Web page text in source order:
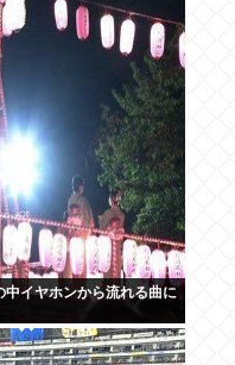
中イヤホンから流れる曲に